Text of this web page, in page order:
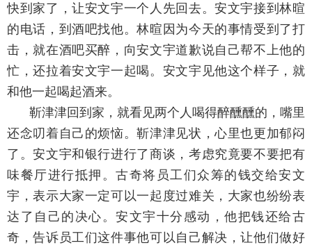
快到家了，让安文宇一个人先回去。安文宇接到林暄
的电话，到酒吧找他。林暄因为今天的事情受到了打
击，就在酒吧买醉，向安文宇道歉说自己帮不上他的
忙，还拉着安文宇一起喝。安文宇见他这个样子，就
和他一起喝起酒来。
靳津津回到家，就看见两个人喝得醉醺醺的，嘴里
还念叨着自己的烦恼。靳津津见状，心里也更加郁闷
了。安文宇和银行进行了商谈，考虑究竟要不要把有
味餐厅进行抵押。古奇将员工们众筹的钱交给安文
宇，表示大家一定可以一起度过难关，大家也纷纷表
达了自己的决心。安文宇十分感动，他把钱还给古
奇，告诉员工们这件事他可以自己解决，让他们做好